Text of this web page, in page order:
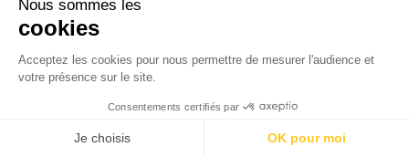
LIRE LA SUITE